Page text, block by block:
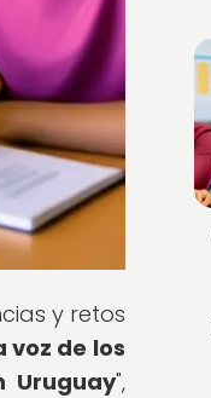
y retos
voz de los
Uruguay",